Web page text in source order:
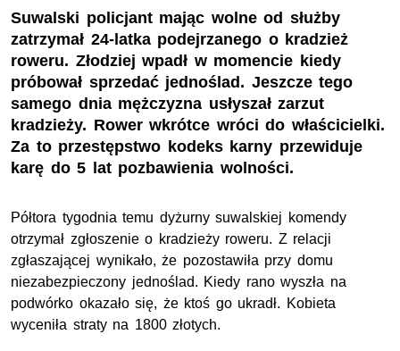
Suwalski policjant mając wolne od służby
zatrzymał 24-latka podejrzanego o kradzież
roweru. Złodziej wpadł w momencie kiedy
próbował sprzedać jednoślad. Jeszcze tego
samego dnia mężczyzna usłyszał zarzut
kradzieży. Rower wkrótce wróci do właścicielki.
Za to przestępstwo kodeks karny przewiduje
karę do 5 lat pozbawienia wolności.
Półtora tygodnia temu dyżurny suwalskiej komendy
otrzymał zgłoszenie o kradzieży roweru. Z relacji
zgłaszającej wynikało, że pozostawiła przy domu
niezabezpieczony jednoślad. Kiedy rano wyszła na
podwórko okazało się, że ktoś go ukradł. Kobieta
wyceniła straty na 1800 złotych.